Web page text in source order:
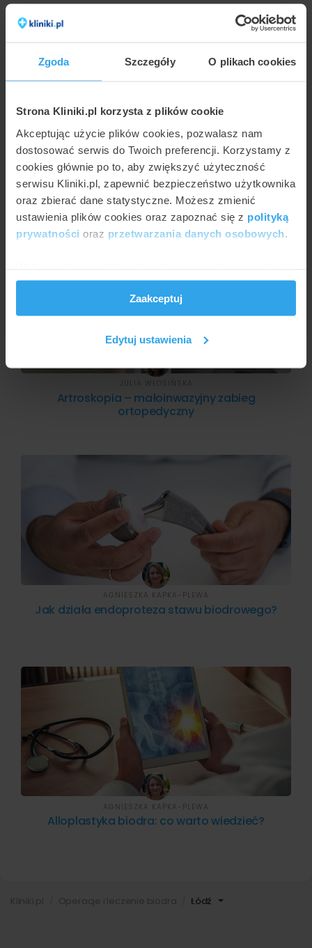
Zgoda Szczegóły O plikach cookies
Strona Kliniki.pl korzysta z plików cookie
Akceptując użycie plików cookies, pozwalasz nam
dostosować serwis do Twoich preferencji. Korzystamy z
cookies głównie po to, aby zwiększyć użyteczność
serwisu Kliniki.pl, zapewnić bezpieczeństwo użytkownika
oraz zbierać dane statystyczne. Możesz zmienić
ustawienia plików cookies oraz zapoznać się z polityką
prywatności oraz przetwarzania danych osobowych
i reklam, aby oferować funkcje społecznościowe i
analizować ruch w naszej witrynie. Informacje o tym, jak
korzystasz z naszej witryny, udostępniamy partnerom
społecznościowym, reklamowym i analitycznym.
otrzymanymi od Ciebie lub uzyskanymi podczas
Zaakceptuj
Edytuj ustawienia
Łódź
Życie z endoprotezą stawu biodrowego
AGNIESZKA KAPKA-PLEWA
Artroskopia – małoinwazyjny zabieg
ortopedyczny
Jak działa endoproteza stawu biodrowego?
AGNIESZKA KAPKA-PLEWA
Alloplastyka biodra: co warto wiedzieć?
AGNIESZKA KAPKA-PLEWA